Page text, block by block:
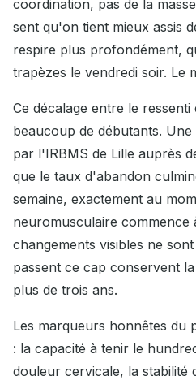
coordination, pas de la
sent qu'on tient mieux assis
respire plus profondément,
trapèzes le vendredi soir. Le
Ce décalage entre le
beaucoup de débutants.
par l'IRBMS de Lille auprès
que le taux d'abandon
semaine, exactement au
neuromusculaire commence
changements visibles ne
passent ce cap conservent
plus de trois ans.
Les marqueurs honnêtes du
: la capacité à tenir le
douleur cervicale, la stabilité